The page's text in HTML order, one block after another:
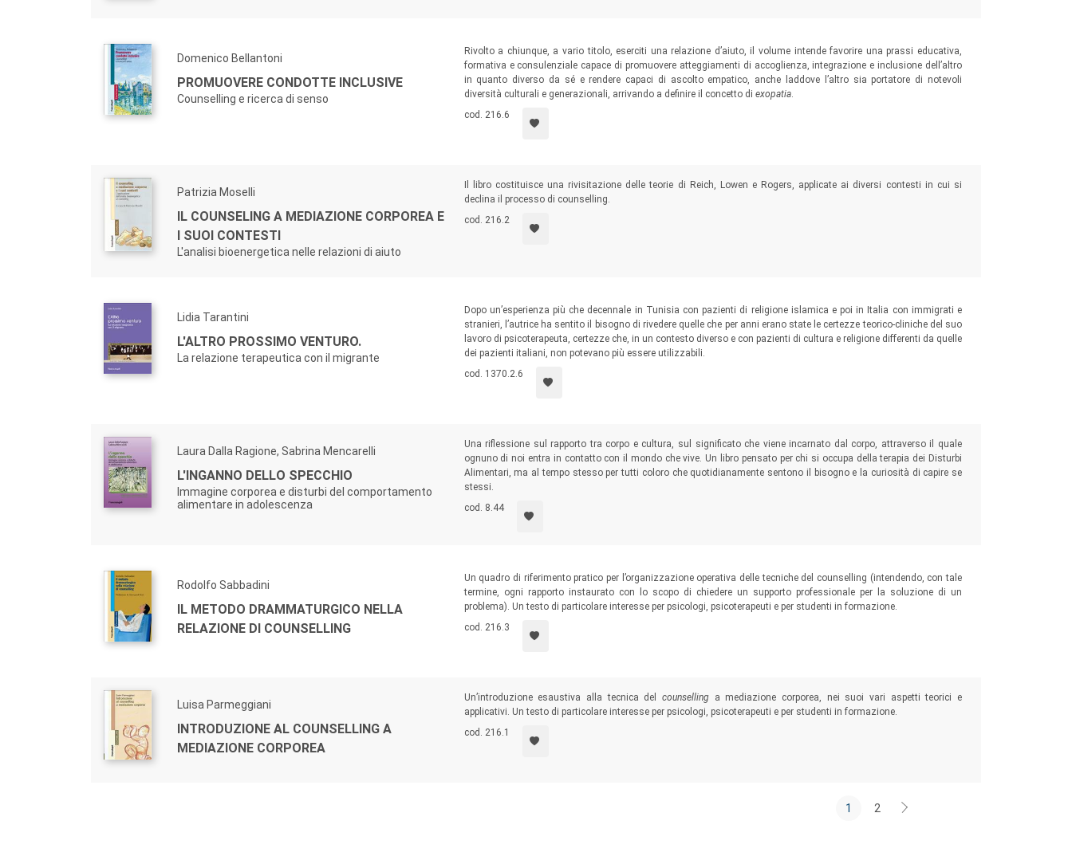
Domenico Bellantoni
PROMUOVERE CONDOTTE INCLUSIVE
Counselling e ricerca di senso
Rivolto a chiunque, a vario titolo, eserciti una relazione d’aiuto, il volume intende favorire una prassi educativa,
formativa e consulenziale capace di promuovere atteggiamenti di accoglienza, integrazione e inclusione dell’altro
in quanto diverso da sé e rendere capaci di ascolto empatico, anche laddove l’altro sia portatore di notevoli
diversità culturali e generazionali, arrivando a definire il concetto di exopatia.
cod. 216.6
Patrizia Moselli
IL COUNSELING A MEDIAZIONE CORPOREA E
I SUOI CONTESTI
L'analisi bioenergetica nelle relazioni di aiuto
Il libro costituisce una rivisitazione delle teorie di Reich, Lowen e Rogers, applicate ai diversi contesti in cui si
declina il processo di counselling.
cod. 216.2
Lidia Tarantini
L'ALTRO PROSSIMO VENTURO.
La relazione terapeutica con il migrante
Dopo un’esperienza più che decennale in Tunisia con pazienti di religione islamica e poi in Italia con immigrati e
stranieri, l’autrice ha sentito il bisogno di rivedere quelle che per anni erano state le certezze teorico-cliniche del suo
lavoro di psicoterapeuta, certezze che, in un contesto diverso e con pazienti di cultura e religione differenti da quelle
dei pazienti italiani, non potevano più essere utilizzabili.
cod. 1370.2.6
Laura Dalla Ragione, Sabrina Mencarelli
L'INGANNO DELLO SPECCHIO
Immagine corporea e disturbi del comportamento
alimentare in adolescenza
Una riflessione sul rapporto tra corpo e cultura, sul significato che viene incarnato dal corpo, attraverso il quale
ognuno di noi entra in contatto con il mondo che vive. Un libro pensato per chi si occupa della terapia dei Disturbi
Alimentari, ma al tempo stesso per tutti coloro che quotidianamente sentono il bisogno e la curiosità di capire se
stessi.
cod. 8.44
Rodolfo Sabbadini
IL METODO DRAMMATURGICO NELLA
RELAZIONE DI COUNSELLING
Un quadro di riferimento pratico per l’organizzazione operativa delle tecniche del counselling (intendendo, con tale
termine, ogni rapporto instaurato con lo scopo di chiedere un supporto professionale per la soluzione di un
problema). Un testo di particolare interesse per psicologi, psicoterapeuti e per studenti in formazione.
cod. 216.3
Luisa Parmeggiani
INTRODUZIONE AL COUNSELLING A
MEDIAZIONE CORPOREA
Un’introduzione esaustiva alla tecnica del counselling a mediazione corporea, nei suoi vari aspetti teorici e
applicativi. Un testo di particolare interesse per psicologi, psicoterapeuti e per studenti in formazione.
cod. 216.1
1 2